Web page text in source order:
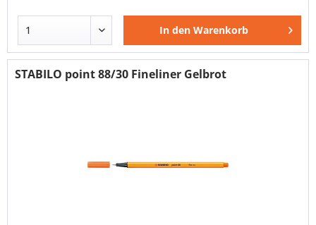
In den Warenkorb
STABILO point 88/30 Fineliner Gelbrot